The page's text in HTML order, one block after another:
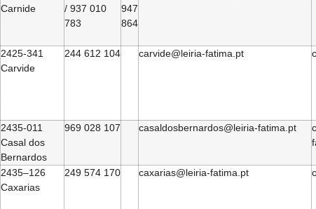
Carnide
/ 937 010
783
947
864
2425-341
Carvide
244 612 104 carvide@leiria-fatima.pt
2435-011
Casal dos
Bernardos
969 028 107 casaldosbernardos@leiria-fatima.pt
2435–126
Caxarias
249 574 170 caxarias@leiria-fatima.pt